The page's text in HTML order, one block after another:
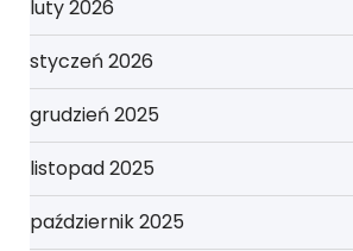
luty 2026
styczeń 2026
grudzień 2025
listopad 2025
październik 2025